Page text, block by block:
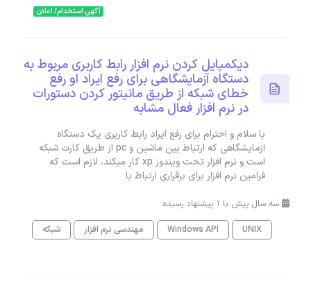
آگهی استخدام/ اعلان
دیکمپایل کردن نرم افزار رابط کاربری مربوط به
دستگاه آزمایشگاهی برای رفع ایراد او رفع
خطای شبکه از طریق مانیتور کردن دستورات
در نرم افزار فعال مشابه
با سلام و احترام برای رفع ایراد رابط کاربری یک دستگاه
ازمایشگاهی که ارتباط بین ماشین و pc از طریق کارت شبکه
است و نرم افزار تحت ویندوز xp کار میکند، لازم است که
فرامین نرم افزار برای برقراری ارتباط با
سه سال پیش با 1 پیشنهاد رسیده
UNIX
Windows API مهندسی نرم افزار شبکه